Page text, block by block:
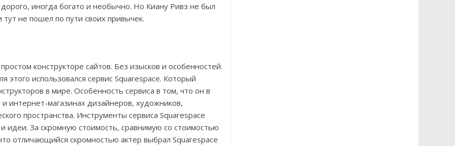
иногда богато и необычно. Но Киану Ривз не был
не пошел по пути своих привычек.
конструкторе сайтов. Без изысков и особенностей.
использовался сервис Squarespace. Который
в мире. Особенность сервиса в том, что он в
интернет-магазинах дизайнеров, художников,
пространства. Инструменты сервиса Squarespace
идеи. За скромную стоимость, сравнимую со стоимостью
отличающийся скромностью актер выбрал Squarespace